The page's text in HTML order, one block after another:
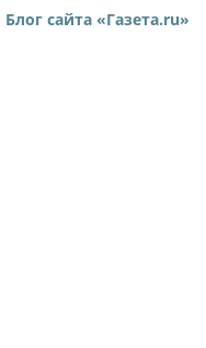
Блог сайта «Газета.ru»